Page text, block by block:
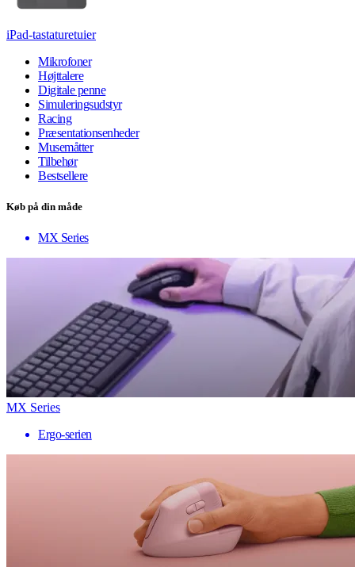
iPad-tastaturetuier
Mikrofoner
Højttalere
Digitale penne
Simuleringsudstyr
Racing
Præsentationsenheder
Musemåtter
Tilbehør
Bestsellere
Køb på din måde
MX Series
MX Series
Ergo-serien